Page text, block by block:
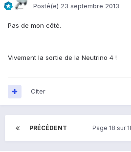
Posté(e) 23 septembre 2013
Pas de mon côté.
Vivement la sortie de la Neutrino 4 !
Citer
PRÉCÉDENT Page 18 sur